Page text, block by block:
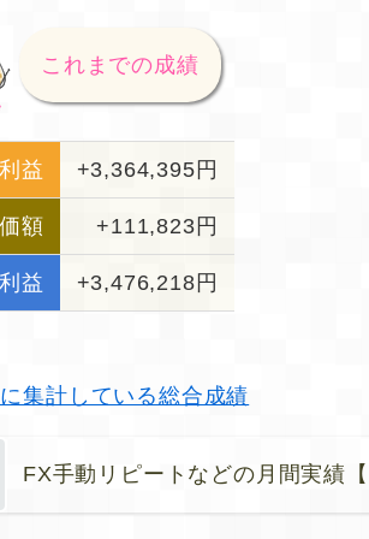
これまでの成績
益 +3,364,395円
額 +111,823円
益 +3,476,218円
集計している総合成績
FX手動リピートなどの月間実績